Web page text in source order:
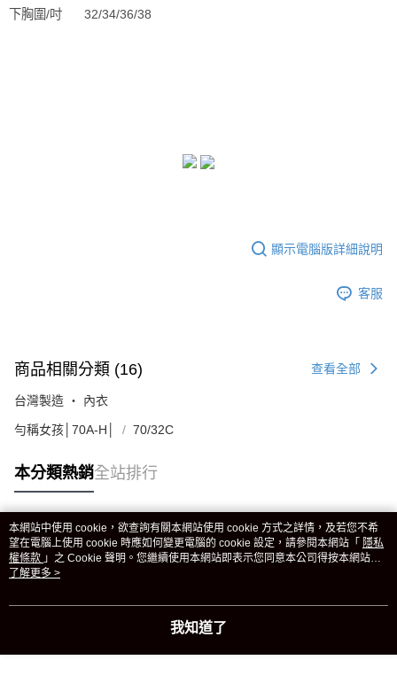
下胸圍/吋
32/34/36/38
顯示電腦版詳細說明
客服
商品相關分類 (16) 查看全部
台灣製造 ‧ 內衣
勻稱女孩│70A-H│ 70/32C
本分類熱銷全站排行
熱門標籤
本網站中使用 cookie，欲查詢有關本網站使用 cookie 方式之詳情，及若您不希
望在電腦上使用 cookie 時應如何變更電腦的 cookie 設定，請參閱本網站「 隱私
權條款 」之 Cookie 聲明。您繼續使用本網站即表示您同意本公司得按本網站使
用條款之 Cookie 聲明使用 cookie。
了解更多 >
我知道了